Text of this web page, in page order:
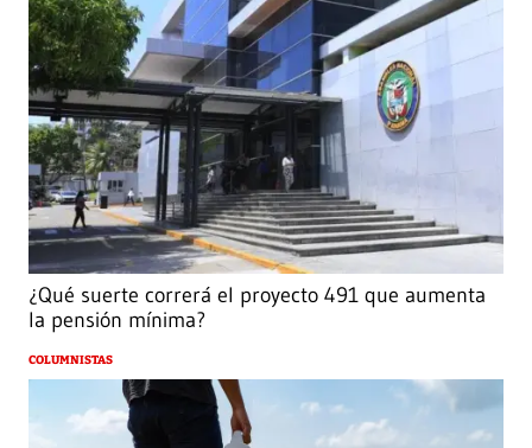
¿Qué suerte correrá el proyecto 491 que aumenta
la pensión mínima?
COLUMNISTAS